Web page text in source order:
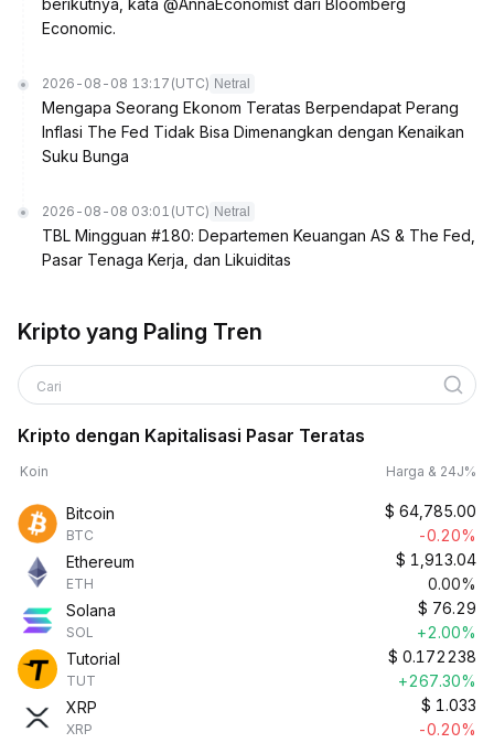
berikutnya, kata @AnnaEconomist dari Bloomberg
Economic.
2026-08-08 13:17 (UTC) Netral
Mengapa Seorang Ekonom Teratas Berpendapat Perang
Inflasi The Fed Tidak Bisa Dimenangkan dengan Kenaikan
Suku Bunga
2026-08-08 03:01 (UTC) Netral
TBL Mingguan #180: Departemen Keuangan AS & The Fed,
Pasar Tenaga Kerja, dan Likuiditas
Kripto yang Paling Tren
Cari
Kripto dengan Kapitalisasi Pasar Teratas
Koin Harga & 24J%
Bitcoin
BTC
$ 64,785.00
-0.20%
Ethereum
ETH
$ 1,913.04
0.00%
Solana
SOL
$ 76.29
+2.00%
Tutorial
TUT
$ 0.172238
+267.30%
XRP
XRP
$ 1.033
-0.20%